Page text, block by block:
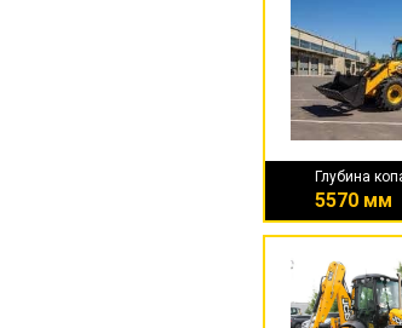
Глубина
5570 мм